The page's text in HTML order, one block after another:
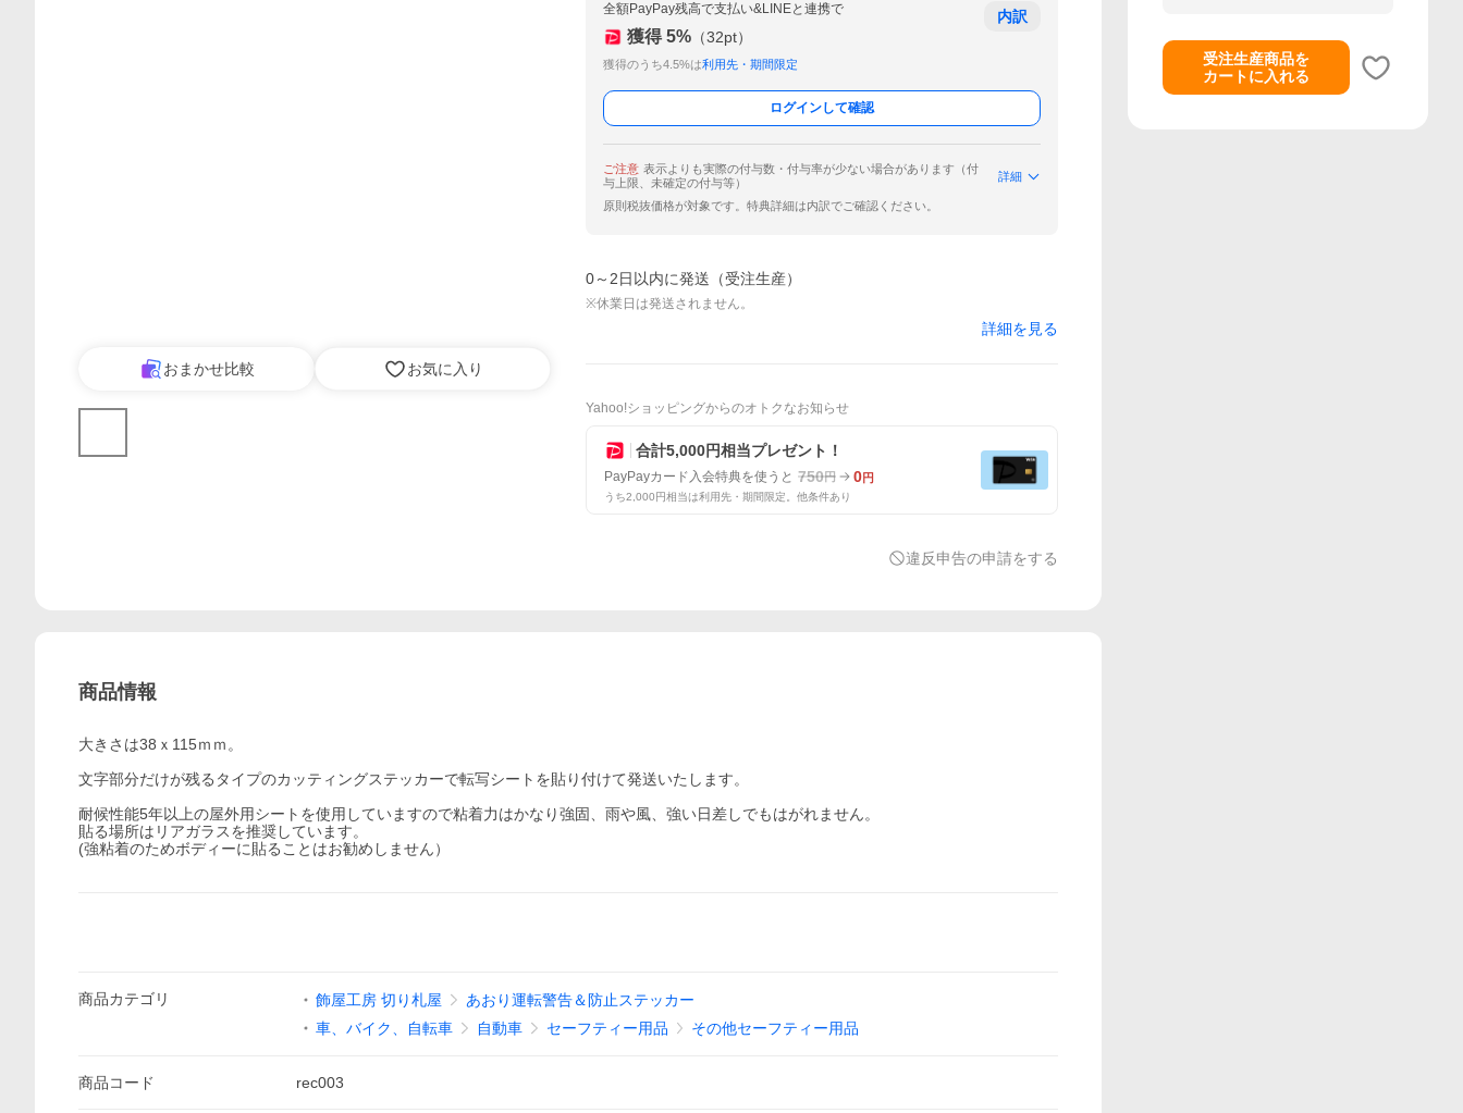
おまかせ比較 お気に入り
全額PayPay残高で支払い&LINEと連携で
獲得 5% （32pt）
獲得のうち4.5%は利用先・期間限定
内訳
ログインして確認
ご注意 表示よりも実際の付与数・付与率が少ない場合があります（付
与上限、未確定の付与等）
詳細
原則税抜価格が対象です。特典詳細は内訳でご確認ください。
0～2日以内に発送（受注生産）
※休業日は発送されません。
詳細を見る
Yahoo!ショッピングからのオトクなお知らせ
合計5,000円相当プレゼント！
PayPayカード入会特典を使うと 750円 0円
うち2,000円相当は利用先・期間限定。他条件あり
違反申告の申請をする
商品情報
大きさは38ｘ115ｍｍ。
文字部分だけが残るタイプのカッティングステッカーで転写シートを貼り付けて発送いたします。
耐候性能5年以上の屋外用シートを使用していますので粘着力はかなり強固、雨や風、強い日差しでもはがれません。
貼る場所はリアガラスを推奨しています。
(強粘着のためボディーに貼ることはお勧めしません）
商品カテゴリ 飾屋工房 切り札屋
あおり運転警告＆防止ステッカー
車、バイク、自転車
自動車 セーフティー用品 その他セーフティー用品
商品コード rec003
受注生産商品を
カートに入れる